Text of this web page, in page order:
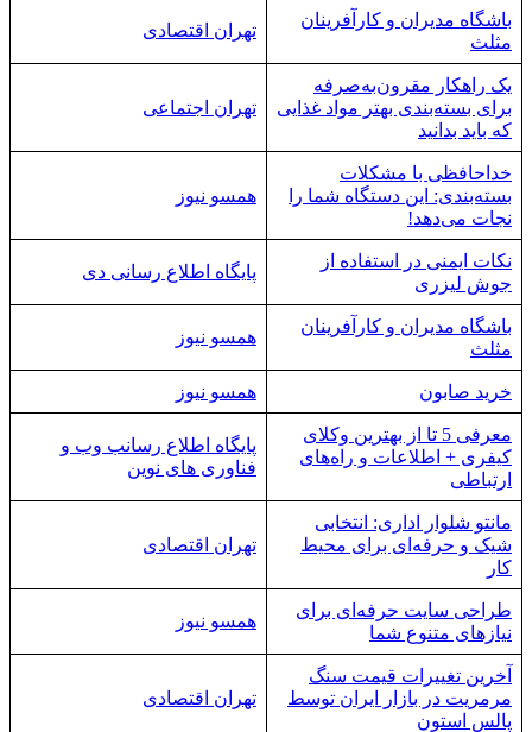
باشگاه مدیران و کارآفرینان
مثلث
تهران اقتصادی
یک راهکار مقرون‌به‌صرفه
برای بسته‌بندی بهتر مواد غذایی
که باید بدانید
تهران اجتماعی
خداحافظی با مشکلات
بسته‌بندی: این دستگاه شما را
نجات می‌دهد!
همسو نیوز
نکات ایمنی در استفاده از
جوش لیزری
پایگاه اطلاع رسانی دی
باشگاه مدیران و کارآفرینان
مثلث
همسو نیوز
خرید صابون همسو نیوز
معرفی 5 تا از بهترین وکلای
کیفری + اطلاعات و راه‌های
ارتباطی
پایگاه اطلاع رسانب وب و
فناوری های نوین
مانتو شلوار اداری: انتخابی
شیک و حرفه‌ای برای محیط
کار
تهران اقتصادی
طراحی سایت حرفه‌ای برای
نیازهای متنوع شما
همسو نیوز
آخرین تغییرات قیمت سنگ
مرمریت در بازار ایران توسط
پالس استون
تهران اقتصادی